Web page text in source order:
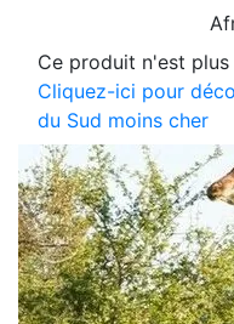
Ce produit n'est plus
Cliquez-ici pour
du Sud moins cher